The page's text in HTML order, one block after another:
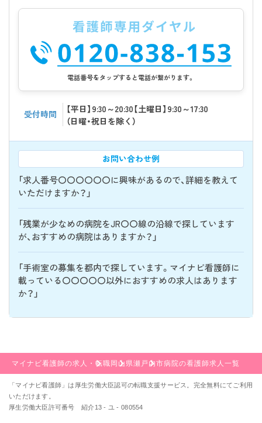
電話番号をタップすると電話が繋がります。
受付時間
【平日】9:30～20:30【土曜日】9:30～17:30
（日曜・祝日を除く）
お問い合わせ例
「求人番号〇〇〇〇〇〇に興味があるので、詳細を教えて
いただけますか？」
「残業が少なめの病院をJR〇〇線の沿線で探しています
が、おすすめの病院はありますか？」
「手術室の募集を都内で探しています。マイナビ看護師に
載っている〇〇〇〇〇以外におすすめの求人はあります
か？」
マイナビ看護師の求人・転職 岡山県瀬戸内市病院の看護師求人一覧
「マイナビ看護師」は厚生労働大臣認可の転職支援サービス。完全無料にてご利用
いただけます。
厚生労働大臣許可番号 紹介13 - ユ - 080554